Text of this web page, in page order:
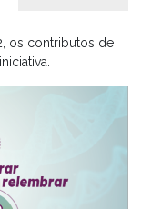
os contributos de